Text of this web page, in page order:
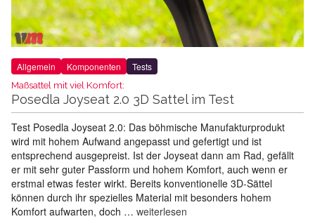
Allgemein Komponenten Tests
Maßsattel mit viel Komfort:
Posedla Joyseat 2.0 3D Sattel im Test
Test Posedla Joyseat 2.0: Das böhmische Manufakturprodukt
wird mit hohem Aufwand angepasst und gefertigt und ist
entsprechend ausgepreist. Ist der Joyseat dann am Rad, gefällt
er mit sehr guter Passform und hohem Komfort, auch wenn er
erstmal etwas fester wirkt. Bereits konventionelle 3D-Sättel
können durch ihr spezielles Material mit besonders hohem
Komfort aufwarten, doch … weiterlesen